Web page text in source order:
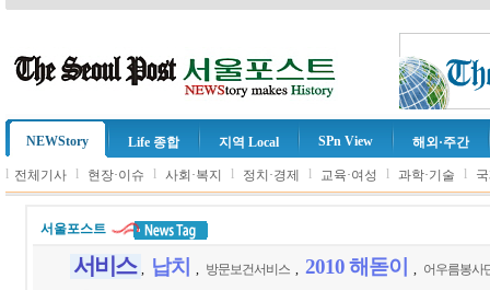
NEWStory Life 종합 지역 Local SPn View 해외·주간
l 전체기사 l 현장·이슈 l 사회·복지 l 정치·경제 l 교육·여성 l 과학·기술 l
서울포스트
서비스 납치 방문보건서비스 2010 해돋이
어우름봉사